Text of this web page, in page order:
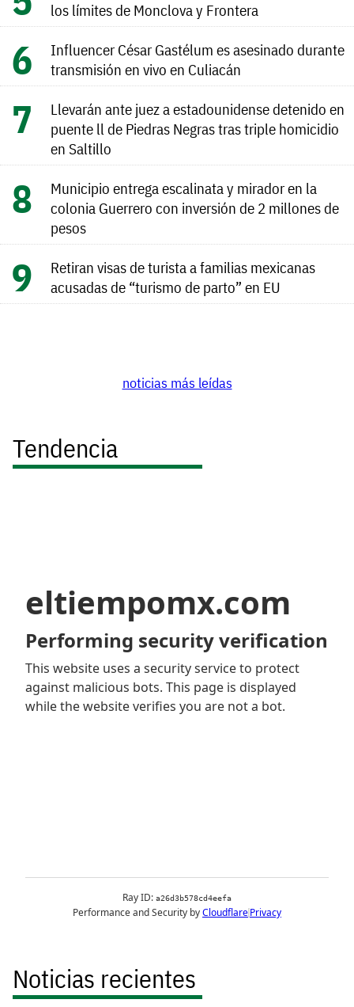
los límites de Monclova y Frontera
Influencer César Gastélum es asesinado durante
transmisión en vivo en Culiacán
Llevarán ante juez a estadounidense detenido en
puente ll de Piedras Negras tras triple homicidio
en Saltillo
Municipio entrega escalinata y mirador en la
colonia Guerrero con inversión de 2 millones de
pesos
Retiran visas de turista a familias mexicanas
acusadas de “turismo de parto” en EU
noticias más leídas
Tendencia
Noticias recientes